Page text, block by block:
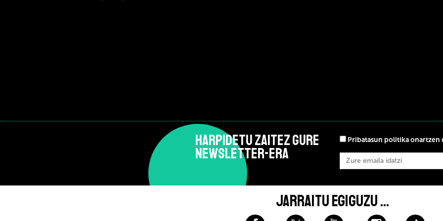
HARPIDETU ZAITEZ GURE
NEWSLETTER-ERA
Pribatasun politika onartzen
JARRAITU EGIGUZU ...